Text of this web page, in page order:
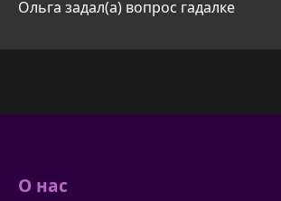
Ольга задал(а) вопрос гадалке
О нас